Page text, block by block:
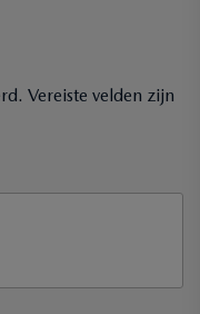
Vereiste velden zijn